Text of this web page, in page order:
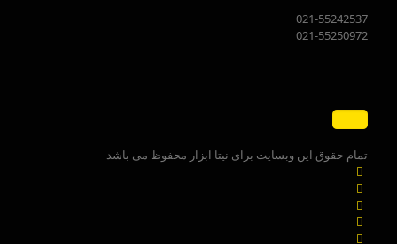
021-55242537
021-55250972
تمام حقوق این وبسایت برای نیتا ابزار محفوظ می باشد